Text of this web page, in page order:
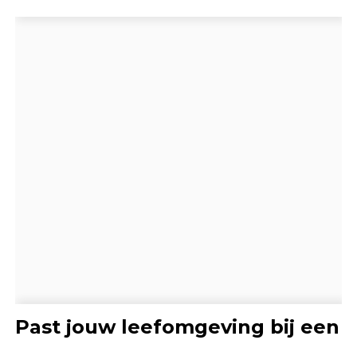
Past jouw leefomgeving bij een